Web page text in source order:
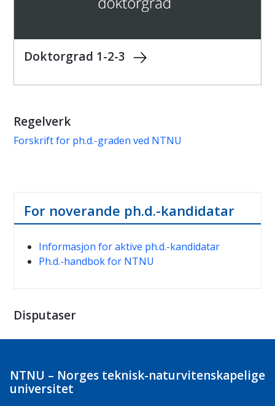
Doktorgrad 1-2-3
Regelverk
Forskrift for ph.d.-graden ved NTNU
For noverande ph.d.-kandidatar
Informasjon for aktive ph.d.-kandidatar
Ph.d.-handbok for NTNU
Disputaser
NTNU – Norges teknisk-naturvitenskapelige
universitet